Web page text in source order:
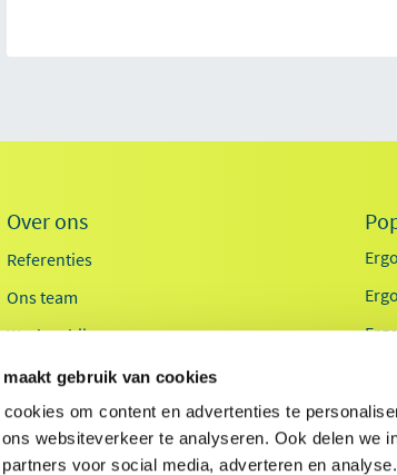
gebruik van cookies
om content en advertenties te
websiteverkeer te analyseren. Ook delen we
voor social media, adverteren en
Over ons
Referenties
Ons team
Werken bij
Innovaties
Duurzaamheid
Ergonomiegids